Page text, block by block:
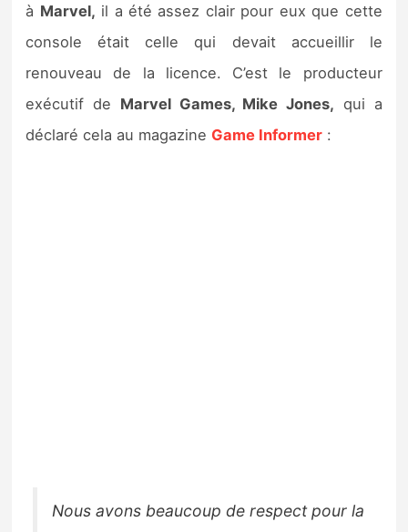
à Marvel, il a été assez clair pour eux que cette
console était celle qui devait accueillir le
renouveau de la licence. C’est le producteur
exécutif de Marvel Games, Mike Jones, qui a
déclaré cela au magazine Game Informer :
Nous avons beaucoup de respect pour la